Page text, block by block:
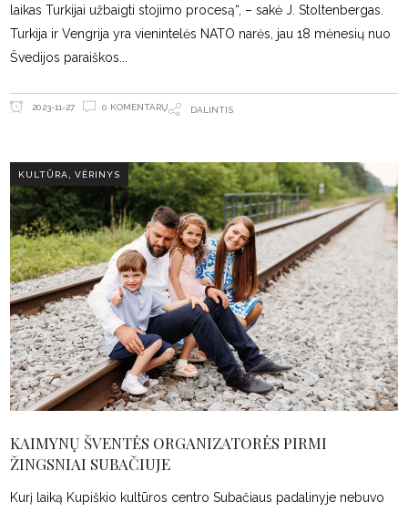
laikas Turkijai užbaigti stojimo procesą“, – sakė J. Stoltenbergas.
Turkija ir Vengrija yra vienintelės NATO narės, jau 18 mėnesių nuo
Švedijos paraiškos
2023-11-27 0 KOMENTARŲ DALINTIS
KULTŪRA ,VĖRINYS
KAIMYNŲ ŠVENTĖS ORGANIZATORĖS PIRMI
ŽINGSNIAI SUBAČIUJE
Kurį laiką Kupiškio kultūros centro Subačiaus padalinyje nebuvo